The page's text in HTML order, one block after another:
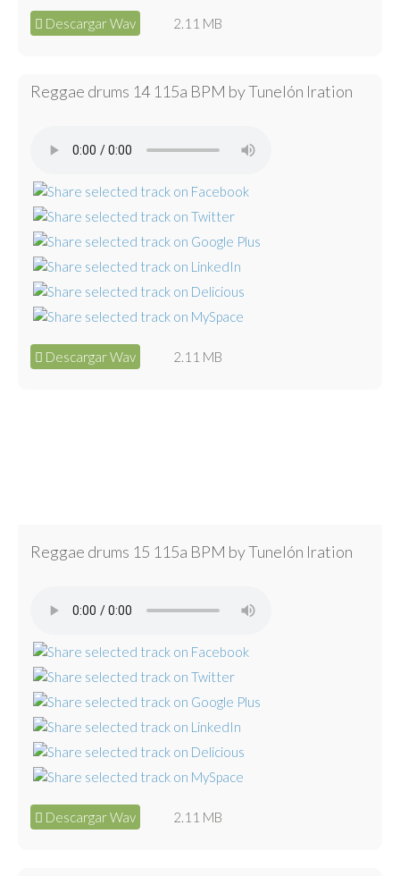
Descargar Wav 2.11 MB
Reggae drums 14 115a BPM by Tunelón Iration
Descargar Wav 2.11 MB
Reggae drums 15 115a BPM by Tunelón Iration
Descargar Wav 2.11 MB